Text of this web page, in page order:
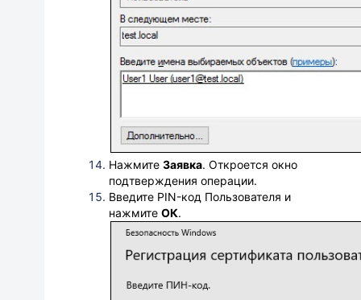
Нажмите Заявка. Откроется окно
подтверждения операции.
Введите PIN-код Пользователя и
нажмите ОК.